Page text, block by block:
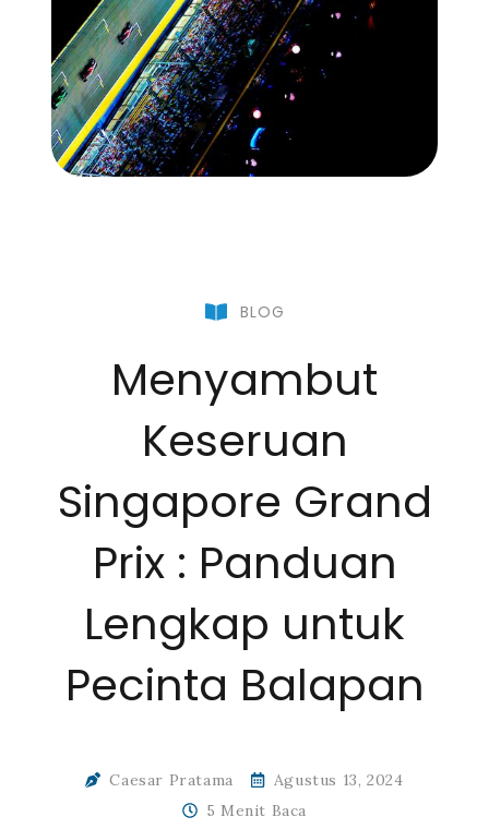
BLOG
Menyambut
Keseruan
Singapore Grand
Prix : Panduan
Lengkap untuk
Pecinta Balapan
Caesar Pratama
Agustus 13, 2024
5 Menit Baca